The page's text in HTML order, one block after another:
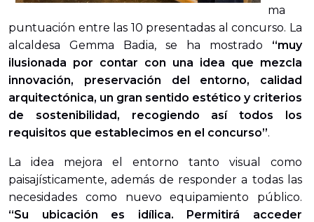
ma
puntuación entre las 10 presentadas al concurso. La
alcaldesa Gemma Badia, se ha mostrado “muy
ilusionada por contar con una idea que mezcla
innovación, preservación del entorno, calidad
arquitectónica, un gran sentido estético y criterios
de sostenibilidad, recogiendo así todos los
requisitos que establecimos en el concurso”.
La idea mejora el entorno tanto visual como
paisajísticamente, además de responder a todas las
necesidades como nuevo equipamiento público.
“Su ubicación es idílica. Permitirá acceder